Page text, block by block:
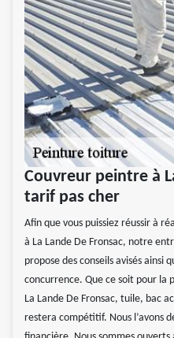
Couvreur peintre à
tarif pas cher
Afin que vous puissiez réussir à
à La Lande De Fronsac, notre
propose des conseils avisés ainsi
concurrence. Que ce soit pour
La Lande De Fronsac, tuile, bac
restera compétitif. Nous l’avons